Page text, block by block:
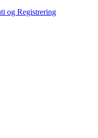
og Registrering